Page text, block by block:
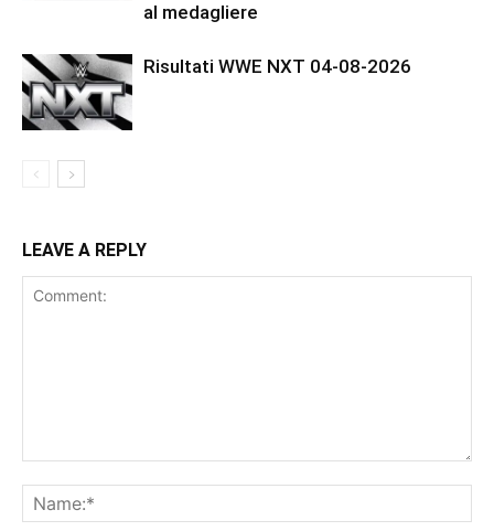
al medagliere
Risultati WWE NXT 04-08-2026
LEAVE A REPLY